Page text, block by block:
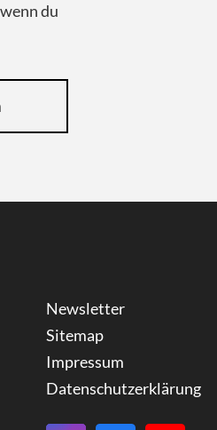
du
Newsletter
Sitemap
Impressum
Datenschutzerklärung